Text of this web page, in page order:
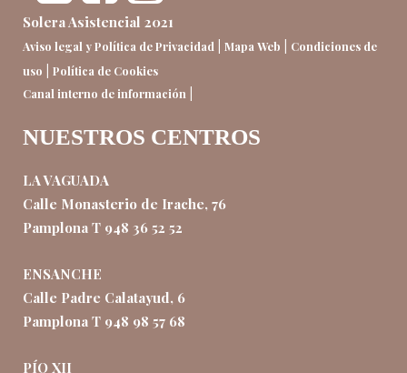
Solera Asistencial 2021
Aviso legal y Política de Privacidad Mapa Web
Condiciones de
uso
Política de Cookies
Canal interno de información
NUESTROS CENTROS
LA VAGUADA
Calle Monasterio de Irache, 76
Pamplona T 948 36 52 52
ENSANCHE
Calle Padre Calatayud, 6
Pamplona T 948 98 57 68
PÍO XII